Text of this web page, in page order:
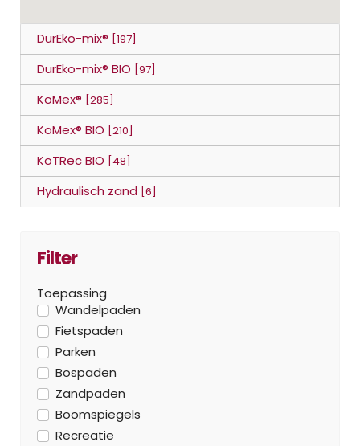
DurEko-mix® [197]
DurEko-mix® BIO [97]
KoMex® [285]
KoMex® BIO [210]
KoTRec BIO [48]
Hydraulisch zand [6]
Filter
Toepassing
Wandelpaden
Fietspaden
Parken
Bospaden
Zandpaden
Boomspiegels
Recreatie